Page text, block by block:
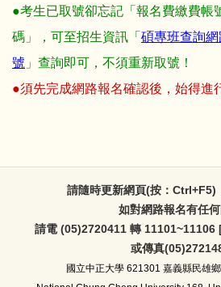
●考生已取號卻忘記「報名費繳費帳
碼」，可至招生資訊「 碩專班查詢
號 」查詢即可，不須重新取號！
●須先完成網路報名確認後，始得進
請隨時更新網頁(按：Ctrl+F5)
如對網路報名有任
請電 (05)2720411 轉
或傳真
國立中正大學621301 嘉義縣民雄